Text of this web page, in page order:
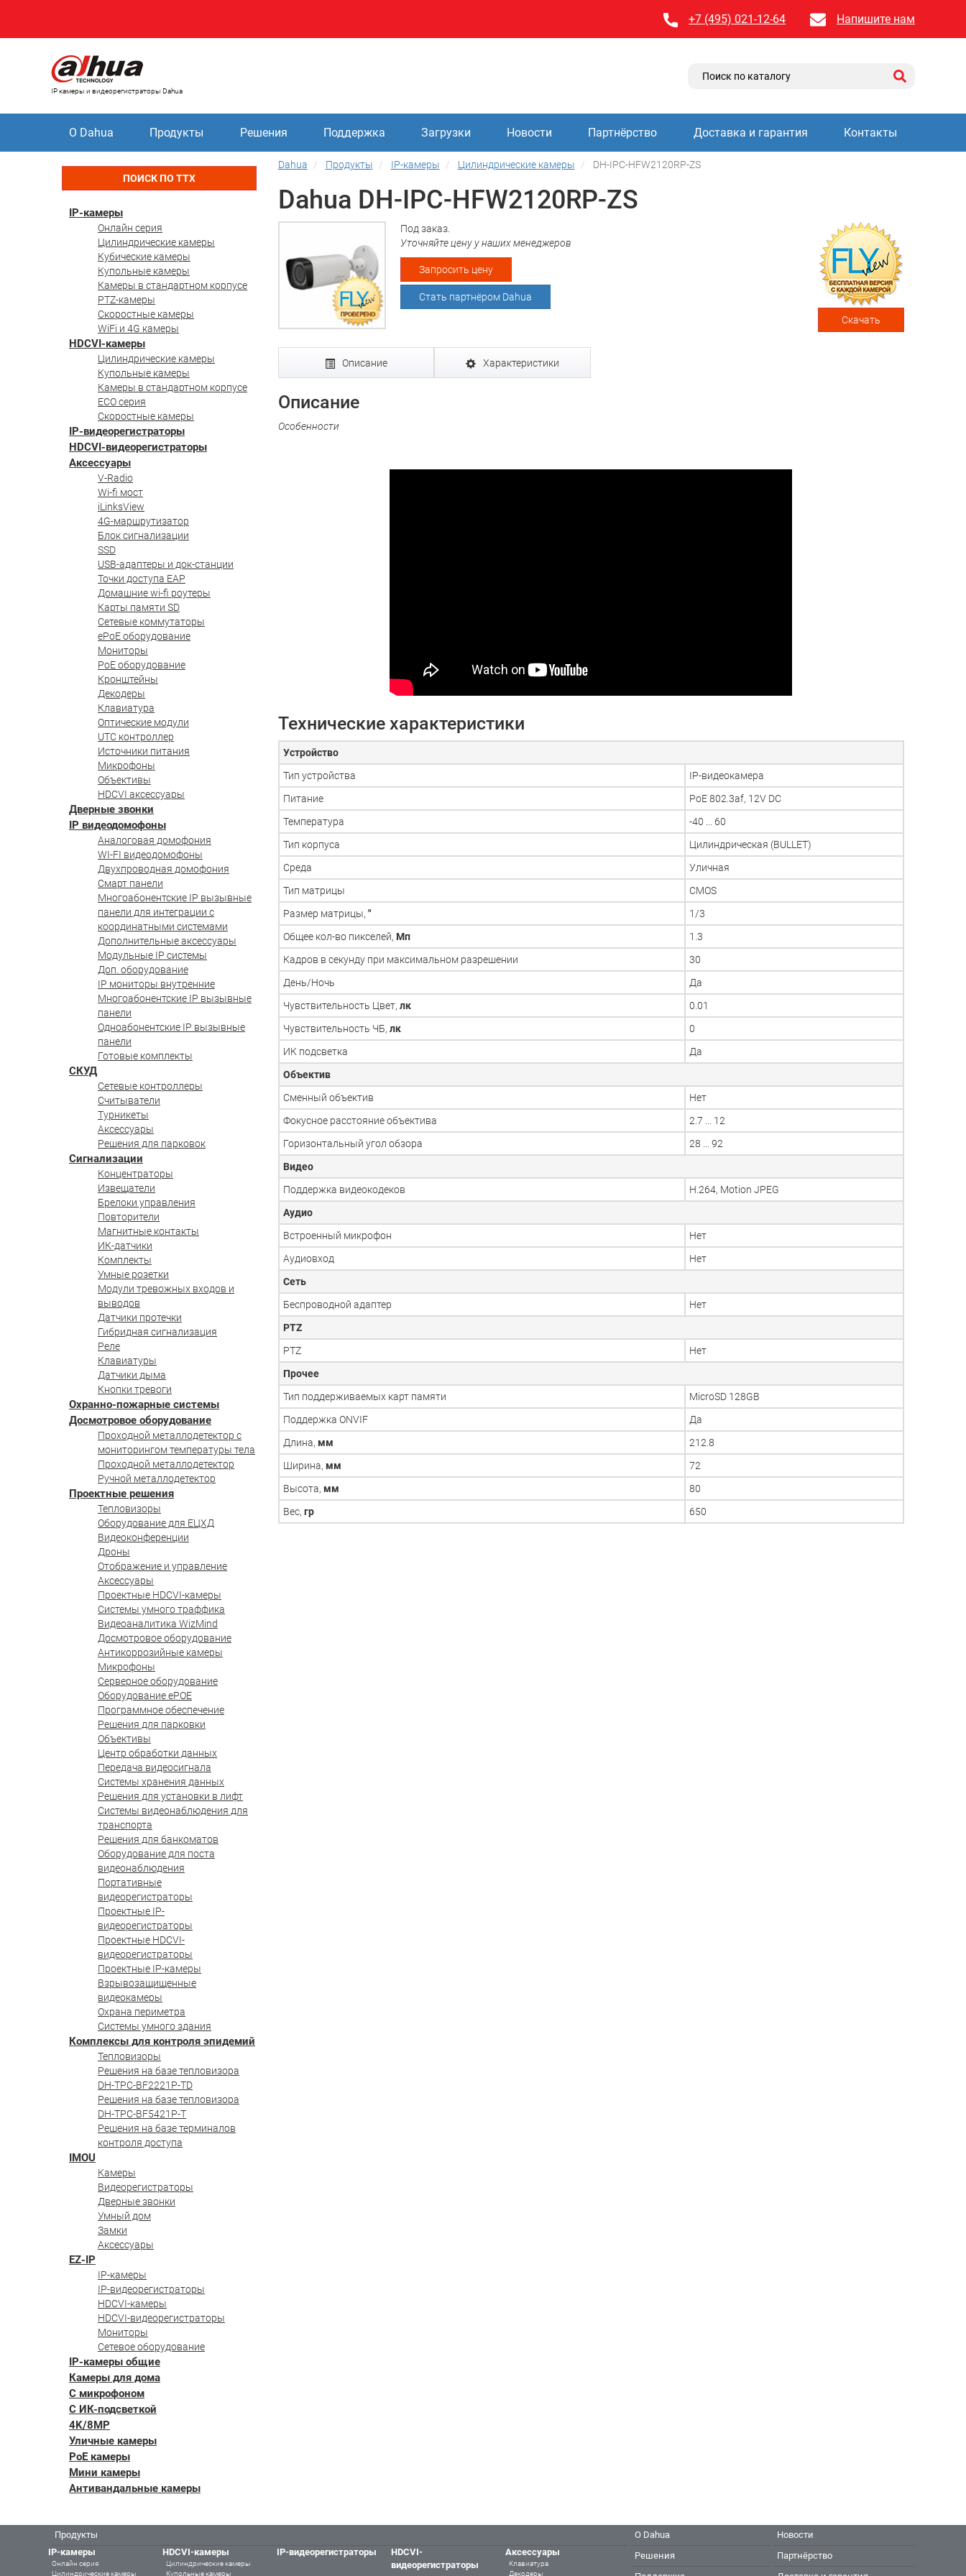
+7 (495) 021-12-64 Напишите нам
IP камеры и видеорегистраторы Dahua
О Dahua Продукты Решения Поддержка Загрузки Новости Партнёрство Доставка и гарантия Контакты
ПОИСК ПО ТТХ
IP-камеры
Онлайн серия
Цилиндрические камеры
Кубические камеры
Купольные камеры
Камеры в стандартном корпусе
PTZ-камеры
Скоростные камеры
WiFi и 4G камеры
HDCVI-камеры
Цилиндрические камеры
Купольные камеры
Камеры в стандартном корпусе
ECO серия
Скоростные камеры
IP-видеорегистраторы
HDCVI-видеорегистраторы
Аксессуары
V-Radio
Wi-fi мост
iLinksView
4G-маршрутизатор
Блок сигнализации
SSD
USB-адаптеры и док-станции
Точки доступа EAP
Домашние wi-fi роутеры
Карты памяти SD
Сетевые коммутаторы
ePoE оборудование
Мониторы
PoE оборудование
Кронштейны
Декодеры
Клавиатура
Оптические модули
UTC контроллер
Источники питания
Микрофоны
Объективы
HDCVI аксессуары
Дверные звонки
IP видеодомофоны
Аналоговая домофония
WI-FI видеодомофоны
Двухпроводная домофония
Смарт панели
Многоабонентские IP вызывные
панели для интеграции с
координатными системами
Дополнительные аксессуары
Модульные IP системы
Доп. оборудование
IP мониторы внутренние
Многоабонентские IP вызывные
панели
Одноабонентские IP вызывные
панели
Готовые комплекты
СКУД
Сетевые контроллеры
Считыватели
Турникеты
Аксессуары
Решения для парковок
Сигнализации
Концентраторы
Извещатели
Брелоки управления
Повторители
Магнитные контакты
ИК-датчики
Комплекты
Умные розетки
Модули тревожных входов и
выводов
Датчики протечки
Гибридная сигнализация
Реле
Клавиатуры
Датчики дыма
Кнопки тревоги
Охранно-пожарные системы
Досмотровое оборудование
Проходной металлодетектор с
мониторингом температуры тела
Проходной металлодетектор
Ручной металлодетектор
Проектные решения
Тепловизоры
Оборудование для ЕЦХД
Видеоконференции
Дроны
Отображение и управление
Аксессуары
Проектные HDCVI-камеры
Системы умного траффика
Видеоаналитика WizMind
Досмотровое оборудование
Антикоррозийные камеры
Микрофоны
Серверное оборудование
Оборудование ePOE
Программное обеспечение
Решения для парковки
Объективы
Центр обработки данных
Передача видеосигнала
Системы хранения данных
Решения для установки в лифт
Системы видеонаблюдения для
транспорта
Решения для банкоматов
Оборудование для поста
видеонаблюдения
Портативные
видеорегистраторы
Проектные IP-
видеорегистраторы
Проектные HDCVI-
видеорегистраторы
Проектные IP-камеры
Взрывозащищенные
видеокамеры
Охрана периметра
Системы умного здания
Комплексы для контроля эпидемий
Тепловизоры
Решения на базе тепловизора
DH-TPC-BF2221P-TD
Решения на базе тепловизора
DH-TPC-BF5421P-T
Решения на базе терминалов
контроля доступа
IMOU
Камеры
Видеорегистраторы
Дверные звонки
Умный дом
Замки
Аксессуары
EZ-IP
IP-камеры
IP-видеорегистраторы
HDCVI-камеры
HDCVI-видеорегистраторы
Мониторы
Сетевое оборудование
IP-камеры общие
Камеры для дома
С микрофоном
С ИК-подсветкой
4K/8MP
Уличные камеры
PoE камеры
Мини камеры
Антивандальные камеры
Dahua Продукты IP-камеры Цилиндрические камеры DH-IPC-HFW2120RP-ZS
Dahua DH-IPC-HFW2120RP-ZS
Под заказ.
Уточняйте цену у наших менеджеров
Запросить цену
Стать партнёром Dahua
Скачать
Описание Характеристики
Описание
Особенности
Технические характеристики
Устройство
Тип устройства
IP-видеокамера
Питание
PoE 802.3af, 12V DC
Температура
-40 ... 60
Тип корпуса
Цилиндрическая (BULLET)
Среда
Уличная
Тип матрицы
CMOS
Размер матрицы, "
1/3
Общее кол-во пикселей, Мп
1.3
Кадров в секунду при максимальном разрешении
30
День/Ночь
Да
Чувствительность Цвет, лк
0.01
Чувствительность ЧБ, лк
0
ИК подсветка
Да
Объектив
Сменный объектив
Нет
Фокусное расстояние объектива
2.7 ... 12
Горизонтальный угол обзора
28 ... 92
Видео
Поддержка видеокодеков
H.264, Motion JPEG
Аудио
Встроенный микрофон
Нет
Аудиовход
Нет
Сеть
Беспроводной адаптер
Нет
PTZ
PTZ
Нет
Прочее
Тип поддерживаемых карт памяти
MicroSD 128GB
Поддержка ONVIF
Да
Длина, мм
212.8
Ширина, мм
72
Высота, мм
80
Вес, гр 650
Продукты
IP-камеры
Онлайн серия
Цилиндрические камеры
HDCVI-камеры
Цилиндрические камеры
Купольные камеры
IP-видеорегистраторы
HDCVI-
видеорегистраторы
Аксессуары
Клавиатура
Декодеры
О Dahua
Решения
Новости
Партнёрство